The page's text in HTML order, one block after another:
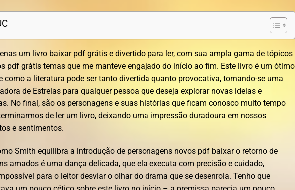
um livro baixar pdf grátis e divertido para ler, com sua ampla gama de tópicos
pdf grátis temas que me manteve engajado do início ao fim. Este livro é um ótimo
como a literatura pode ser tanto divertida quanto provocativa, tornando-se uma
de Estrelas para qualquer pessoa que deseja explorar novas ideias e
No final, são os personagens e suas histórias que ficam conosco muito tempo
de ler um livro, deixando uma impressão duradoura em nossos
e sentimentos.
Smith equilibra a introdução de personagens novos pdf baixar o retorno de
amados é uma dança delicada, que ela executa com precisão e cuidado,
para o leitor desviar o olhar do drama que se desenrola. Tenho que
um pouco cético sobre este livro no início – a premissa parecia um pouco